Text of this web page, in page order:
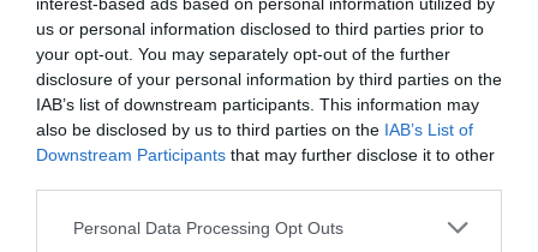
us or personal information disclosed to third parties prior to
your opt-out. You may separately opt-out of the further
disclosure of your personal information by third parties on the
IAB’s list of downstream participants. This information may
also be disclosed by us to third parties on the IAB’s List of
Downstream Participants that may further disclose it to other
Personal Data Processing Opt Outs
αποκαλύψει, διότι φοβάται πως θα της τα
πάρουν πίσω.